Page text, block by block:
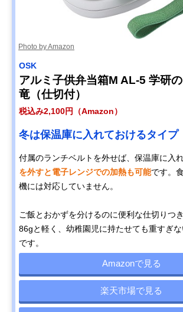
Photo by Amazon
OSK
アルミ子供弁当箱M AL-5 学研
竜（仕切付）
税込み2,100円（Amazon）
冬は保温庫に入れておけるタイプ
付属のランチベルトを外せば、保温庫に入れ
を外すと電子レンジでの加熱も可能です。
機には対応していません。
ご飯とおかずを分けるのに便利な仕切りつ
86gと軽く、幼稚園児に持たせても重すぎ
です。
Amazonで見る
楽天市場で見る